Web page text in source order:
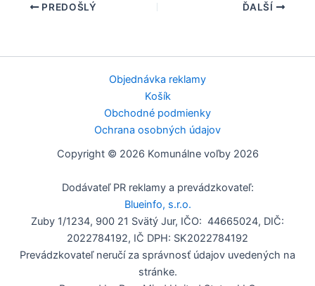
PREDOŠLÝ ĎALŠÍ
Objednávka reklamy
Košík
Obchodné podmienky
Ochrana osobných údajov
Copyright © 2026 Komunálne voľby 2026
Dodávateľ PR reklamy a prevádzkovateľ:
Blueinfo, s.r.o.
Zuby 1/1234, 900 21 Svätý Jur, IČO: 44665024, DIČ:
2022784192, IČ DPH: SK2022784192
Prevádzkovateľ neručí za správnosť údajov uvedených na
stránke.